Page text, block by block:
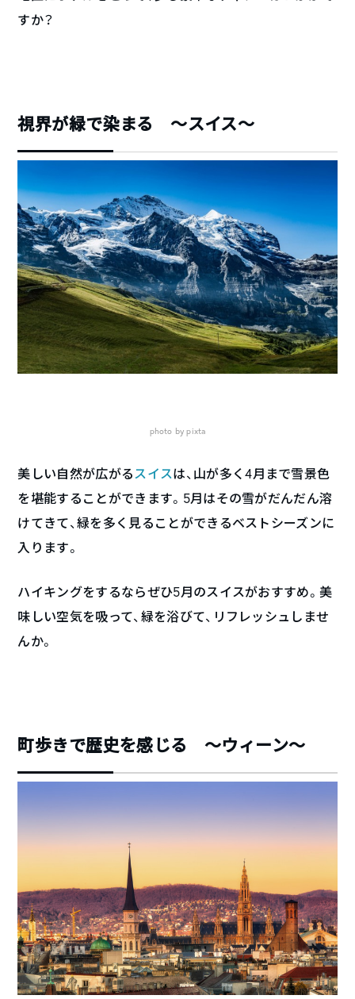
すか？
視界が緑で染まる 〜スイス〜
photo by pixta
美しい自然が広がるスイスは、山が多く4月まで雪景色
を堪能することができます。5月はその雪がだんだん溶
けてきて、緑を多く見ることができるベストシーズンに
入ります。
ハイキングをするならぜひ5月のスイスがおすすめ。美
味しい空気を吸って、緑を浴びて、リフレッシュしませ
んか。
町歩きで歴史を感じる 〜ウィーン〜